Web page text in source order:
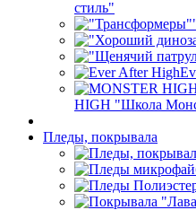
стиль"
HIGH "Школа
Пледы, покрывала